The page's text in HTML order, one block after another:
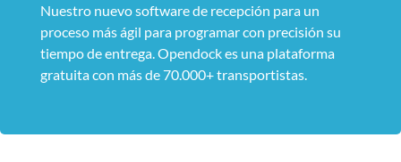
Nuestro nuevo software de recepción para un
proceso más ágil para programar con precisión su
tiempo de entrega. Opendock es una plataforma
gratuita con más de 70.000+ transportistas.